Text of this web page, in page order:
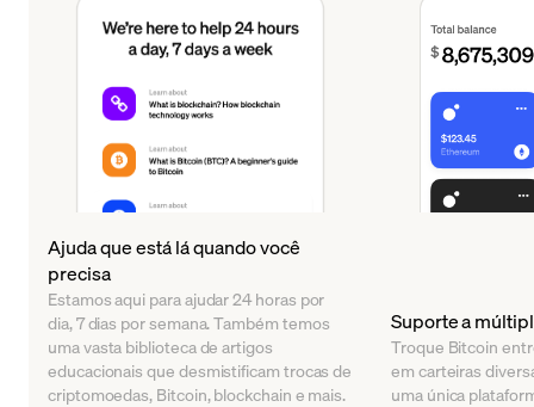
Ajuda que está lá quando você
precisa
Estamos aqui para ajudar 24 horas por
dia, 7 dias por semana. Também temos
uma vasta biblioteca de artigos
educacionais que desmistificam trocas de
criptomoedas, Bitcoin, blockchain e mais.
Suporte a
Troque Bitcoin
em carteiras
uma única